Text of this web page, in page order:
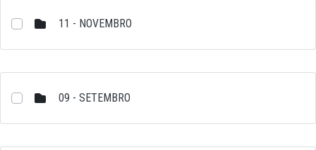
11 - NOVEMBRO
09 - SETEMBRO